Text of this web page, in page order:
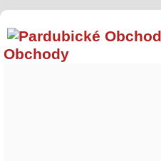
Obchody